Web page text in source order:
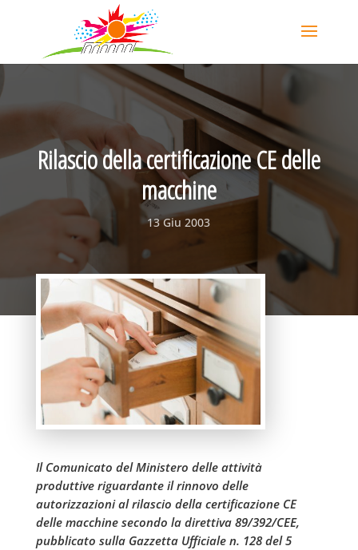
Rilascio della certificazione CE delle
macchine
13 Giu 2003
Il Comunicato del Ministero delle attività
produttive riguardante il rinnovo delle
autorizzazioni al rilascio della certificazione CE
delle macchine secondo la direttiva 89/392/CEE,
pubblicato sulla Gazzetta Ufficiale n. 128 del 5